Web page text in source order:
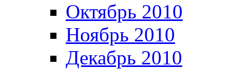
Октябрь 2010
Ноябрь 2010
Декабрь 2010